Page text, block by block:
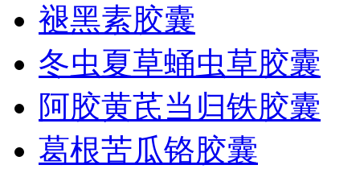
褪黑素胶囊
冬虫夏草蛹虫草胶囊
阿胶黄芪当归铁胶囊
葛根苦瓜铬胶囊